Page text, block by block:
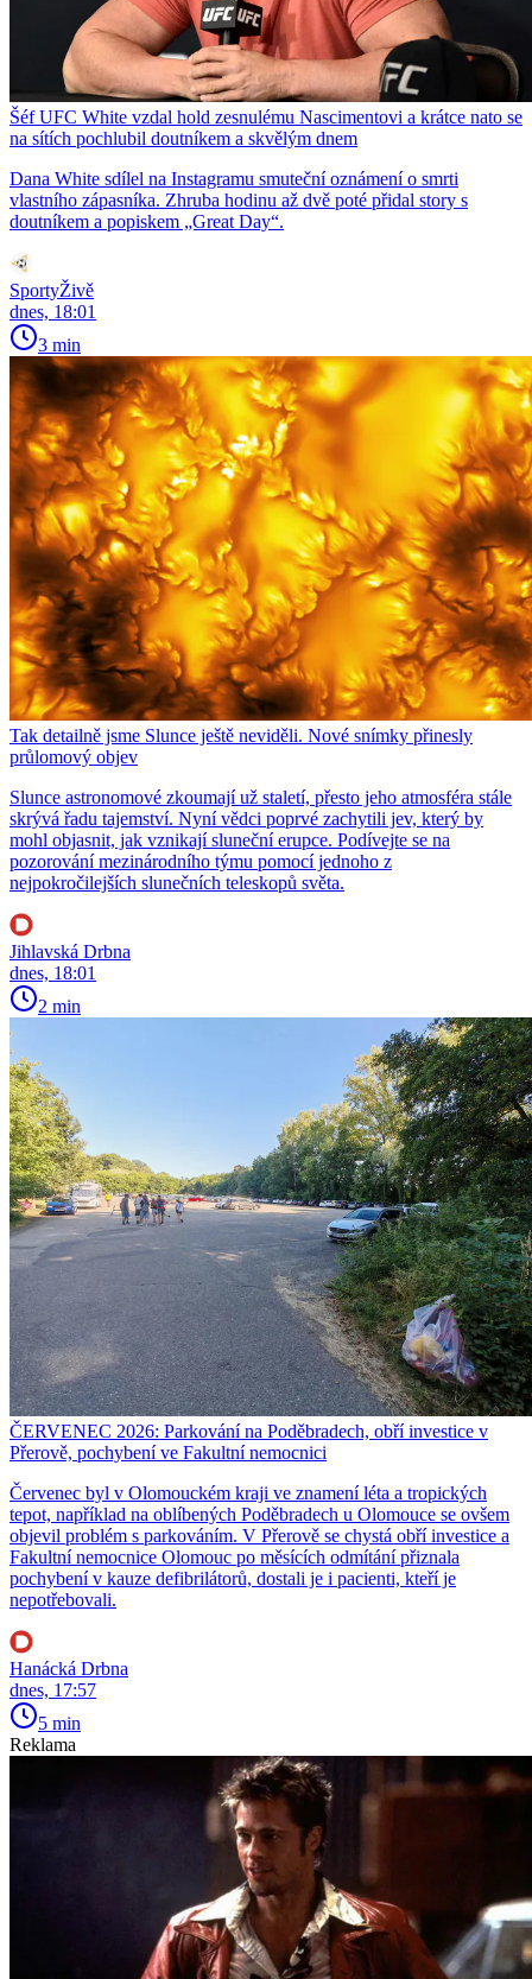
Šéf UFC White vzdal hold zesnulému Nascimentovi a krátce nato se
na sítích pochlubil doutníkem a skvělým dnem
Dana White sdílel na Instagramu smuteční oznámení o smrti
vlastního zápasníka. Zhruba hodinu až dvě poté přidal story s
doutníkem a popiskem „Great Day“.
SportyŽivě
dnes, 18:01
3 min
Tak detailně jsme Slunce ještě neviděli. Nové snímky přinesly
průlomový objev
Slunce astronomové zkoumají už staletí, přesto jeho atmosféra stále
skrývá řadu tajemství. Nyní vědci poprvé zachytili jev, který by
mohl objasnit, jak vznikají sluneční erupce. Podívejte se na
pozorování mezinárodního týmu pomocí jednoho z
nejpokročilejších slunečních teleskopů světa.
Jihlavská Drbna
dnes, 18:01
2 min
ČERVENEC 2026: Parkování na Poděbradech, obří investice v
Přerově, pochybení ve Fakultní nemocnici
Červenec byl v Olomouckém kraji ve znamení léta a tropických
tepot, například na oblíbených Poděbradech u Olomouce se ovšem
objevil problém s parkováním. V Přerově se chystá obří investice a
Fakultní nemocnice Olomouc po měsících odmítání přiznala
pochybení v kauze defibrilátorů, dostali je i pacienti, kteří je
nepotřebovali.
Hanácká Drbna
dnes, 17:57
5 min
Reklama